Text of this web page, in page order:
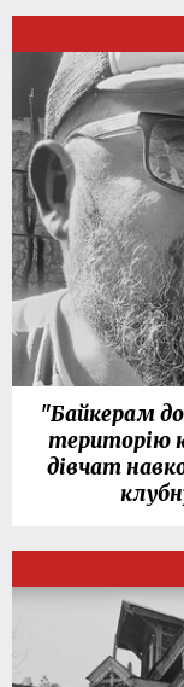
"Байкерам
територію
дівчат